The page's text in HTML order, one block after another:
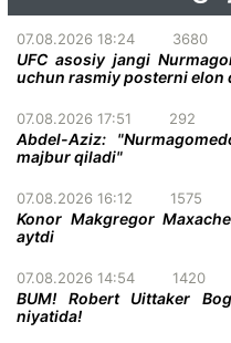
07.08.2026 18:24 3680
UFC asosiy jangi
uchun rasmiy posterni elon
07.08.2026 17:51 292
Abdel-Aziz:
majbur qiladi"
07.08.2026 16:12 1575
Konor Makgregor
aytdi
07.08.2026 14:54 1420
BUM! Robert Uittaker
niyatida!